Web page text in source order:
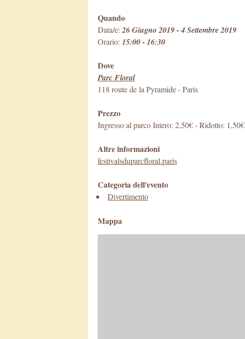
Quando
Data/e: 26 Giugno 2019 - 4 Settembre 2019
Orario: 15:00 - 16:30
Dove
Parc Floral
118 route de la Pyramide-Paris
Prezzo
Ingresso al parco Intero: 2,50€ - Ridotto: 1,50€
Altre informazioni
festivalsduparcfloral.paris
Categoria dell'evento
Divertimento
Mappa